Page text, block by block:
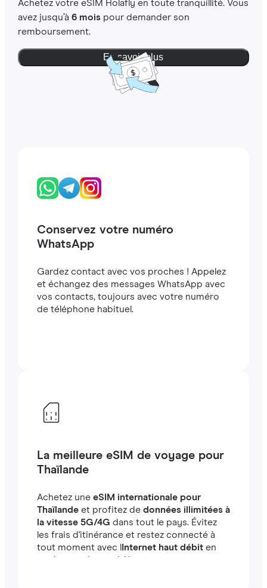
Achetez votre eSIM Holafly en toute tranquillité. Vous
avez jusqu’à 6 moispour demander son
remboursement.
En savoir plus
Conservez votre numéro
WhatsApp
Gardez contact avec vos proches ! Appelez
et échangez des messages WhatsApp avec
vos contacts, toujours avec votre numéro
de téléphone habituel.
La meilleure eSIM de voyage pour
Thaïlande
Achetez une eSIM internationale pour
Thaïlandeet profitez de données illimitées à
la vitesse 5G/4G dans tout le pays. Évitez
les frais d'itinérance et restez connecté à
tout moment avec l
Internet haut débiten
quelques minutes à létranger, que vous